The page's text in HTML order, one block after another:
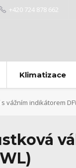
+420 724 878 662
Klimatizace
vážním indikátorem